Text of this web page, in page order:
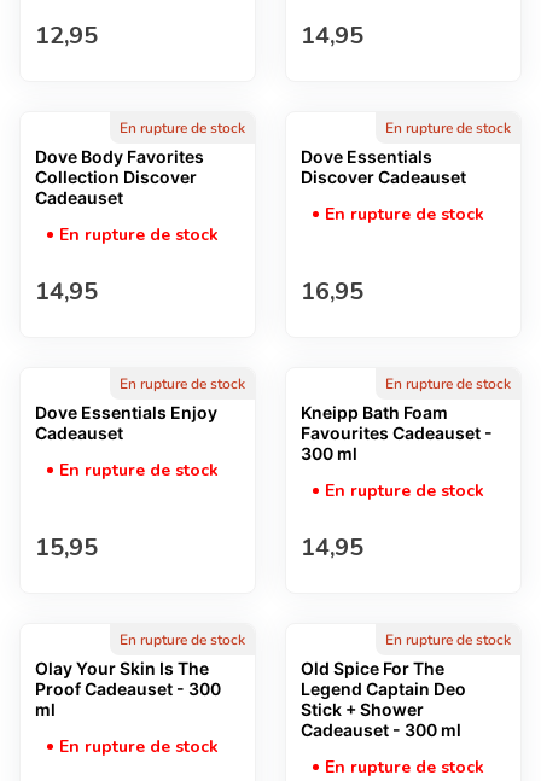
Prix normal
12,95 Prix normal
14,95
En rupture de stock
Dove Body Favorites
Collection Discover
Cadeauset
En rupture de stock
Prix normal
14,95
En rupture de stock
Dove Essentials
Discover Cadeauset
En rupture de stock
Prix normal
16,95
En rupture de stock
Dove Essentials Enjoy
Cadeauset
En rupture de stock
Prix normal
15,95
En rupture de stock
Kneipp Bath Foam
Favourites Cadeauset -
300 ml
En rupture de stock
Prix normal
14,95
En rupture de stock
Olay Your Skin Is The
Proof Cadeauset - 300
ml
En rupture de stock
En rupture de stock
Old Spice For The
Legend Captain Deo
Stick + Shower
Cadeauset - 300 ml
En rupture de stock